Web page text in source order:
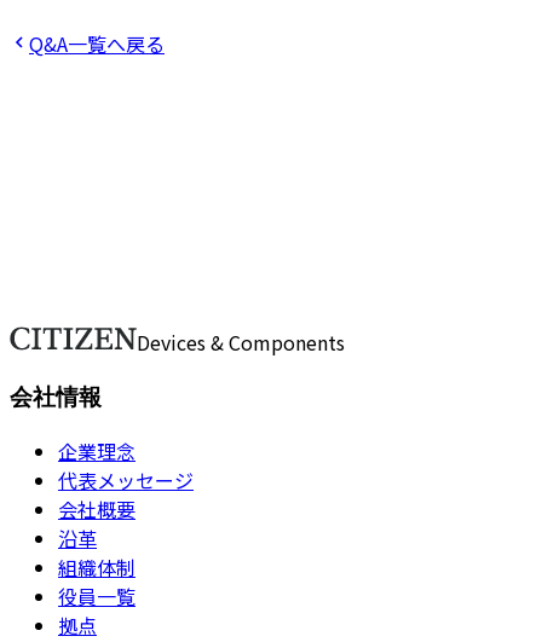
ください。
Q&A一覧へ戻る
お問い合わせ Devices & Components
会社情報
企業理念
代表メッセージ
会社概要
沿革
組織体制
役員一覧
拠点